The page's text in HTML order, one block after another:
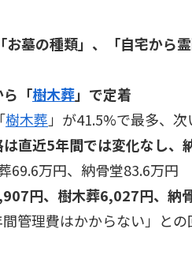
墓の種類」、「自宅から
「樹木葬」で定着
樹木葬」が41.5%で最多、
直近5年間では変化なし、
万円、納骨堂83.6万円
円、樹木葬6,027円、納
管理費はかからない」との